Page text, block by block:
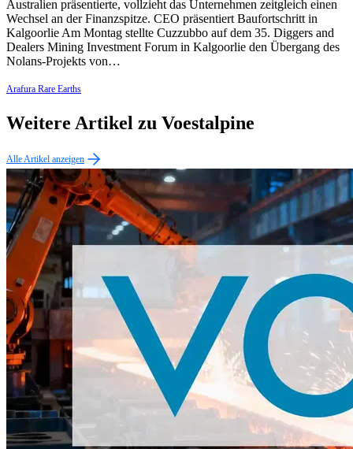
Australien präsentierte, vollzieht das Unternehmen zeitgleich einen
Wechsel an der Finanzspitze. CEO präsentiert Baufortschritt in
Kalgoorlie Am Montag stellte Cuzzubbo auf dem 35. Diggers and
Dealers Mining Investment Forum in Kalgoorlie den Übergang des
Nolans-Projekts von…
Arafura Rare Earths
Weitere Artikel zu Voestalpine
Alle Artikel anzeigen